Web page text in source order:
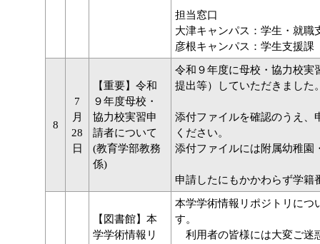
担当窓口
大津キャンパス：学生・就職
彦根キャンパス：学生支援課
8
7
月
28
日
【重要】令和
９年度母校・
協力校実習申
請者について
(教育学部教務
係)
令和９年度に母校・協力校実
提出等）していただきました
添付ファイルを確認のうえ、
ください。
添付ファイルには附属幼稚園
申請したにもかかわらず学籍
【図書館】本
学学術情報リ
本学学術情報リポジトリにつ
す。
利用者の皆様には大変ご迷